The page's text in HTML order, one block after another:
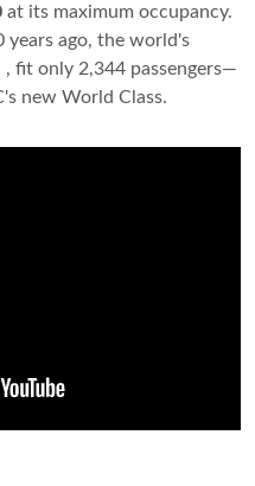
at its maximum occupancy.
years ago, the world's
fit only 2,344 passengers—
new World Class.